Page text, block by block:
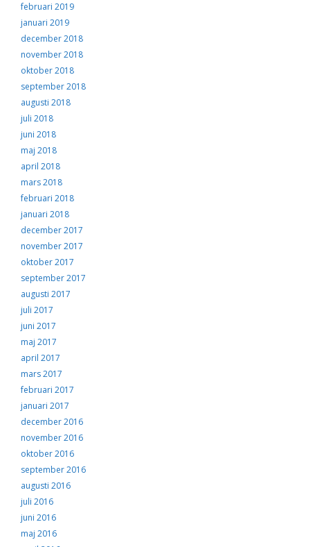
februari 2019
januari 2019
december 2018
november 2018
oktober 2018
september 2018
augusti 2018
juli 2018
juni 2018
maj 2018
april 2018
mars 2018
februari 2018
januari 2018
december 2017
november 2017
oktober 2017
september 2017
augusti 2017
juli 2017
juni 2017
maj 2017
april 2017
mars 2017
februari 2017
januari 2017
december 2016
november 2016
oktober 2016
september 2016
augusti 2016
juli 2016
juni 2016
maj 2016